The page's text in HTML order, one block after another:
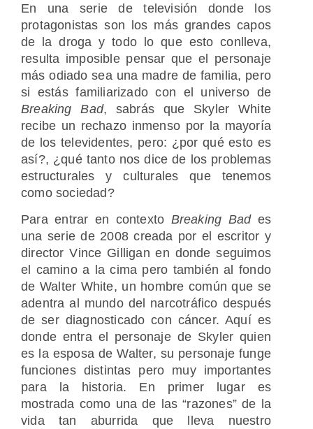
En una serie de televisión donde los
protagonistas son los más grandes capos
de la droga y todo lo que esto conlleva,
resulta imposible pensar que el personaje
más odiado sea una madre de familia, pero
si estás familiarizado con el universo de
Breaking Bad, sabrás que Skyler White
recibe un rechazo inmenso por la mayoría
de los televidentes, pero: ¿por qué esto es
así?, ¿qué tanto nos dice de los problemas
estructurales y culturales que tenemos
como sociedad?
Para entrar en contexto Breaking Bad es
una serie de 2008 creada por el escritor y
director Vince Gilligan en donde seguimos
el camino a la cima pero también al fondo
de Walter White, un hombre común que se
adentra al mundo del narcotráfico después
de ser diagnosticado con cáncer. Aquí es
donde entra el personaje de Skyler quien
es la esposa de Walter, su personaje funge
funciones distintas pero muy importantes
para la historia. En primer lugar es
mostrada como una de las “razones” de la
vida tan aburrida que lleva nuestro